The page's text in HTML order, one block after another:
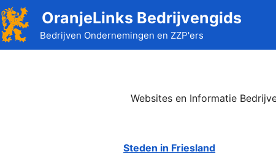
Ga
naar
de
inhoud
OranjeLinks Bedrijvengids
Bedrijven Ondernemingen en ZZP'ers
Websites en Informatie
Steden in Friesland